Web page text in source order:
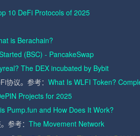
10 DeFi Protocols of 2025
is Berachain?
(BSC) - PancakeSwap
The DEX incubated by Bybit
协议。参考： What Is WLFI Token?
Projects for 2025
Pump.fun and How Does It Work?
参考： The Movement Network